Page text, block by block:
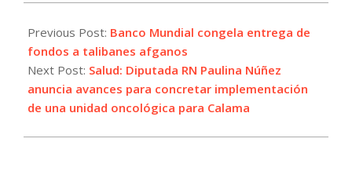
08-
25
Previous Post: Banco Mundial congela entrega de
fondos a talibanes afganos
Next Post: Salud: Diputada RN Paulina Núñez
anuncia avances para concretar implementación
de una unidad oncológica para Calama